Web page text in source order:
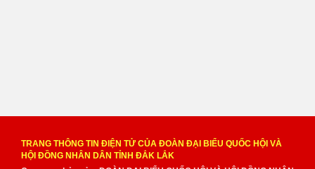
TRANG THÔNG TIN ĐIỆN TỬ CỦA ĐOÀN ĐẠI BIỂU QUỐC HỘI VÀ
HỘI ĐỒNG NHÂN DÂN TỈNH ĐẮK LẮK